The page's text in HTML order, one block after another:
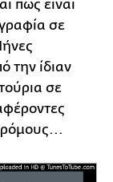
πως είναι
σε
την ίδιαν
σε